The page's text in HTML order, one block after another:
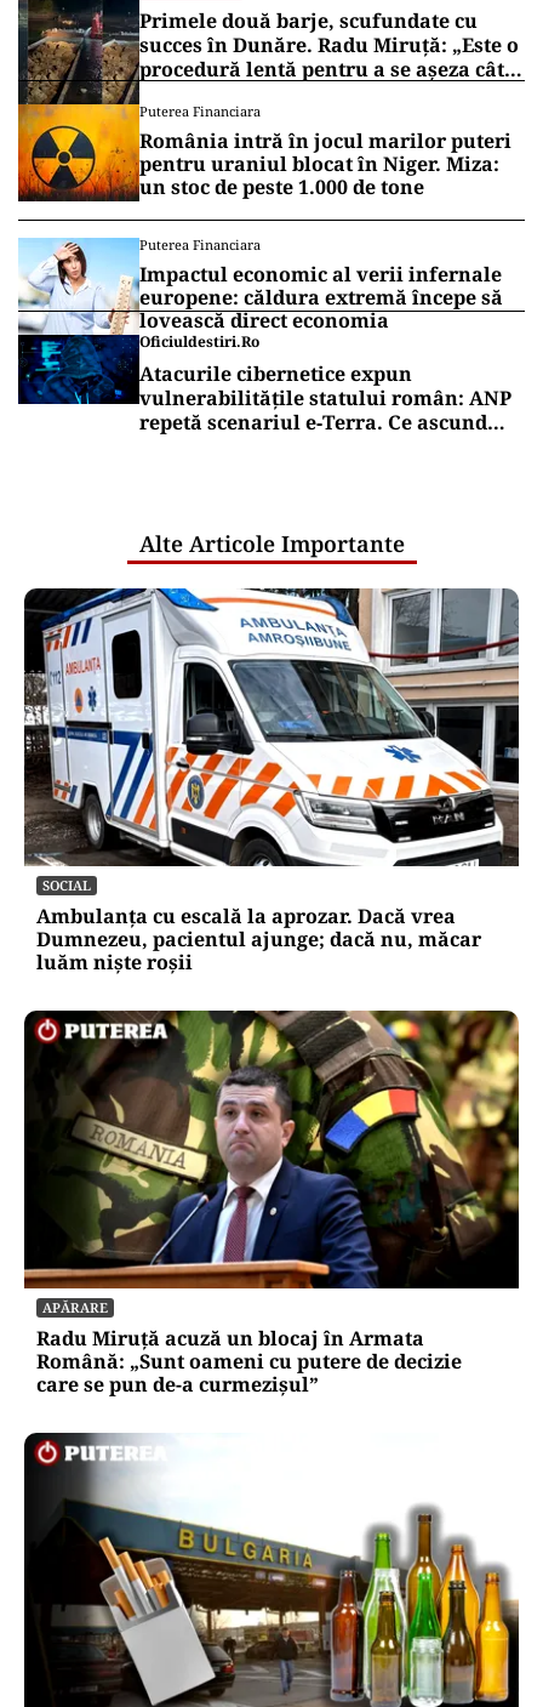
Primele două barje, scufundate cu
succes în Dunăre. Radu Miruță: „Este o
procedură lentă pentru a se așeza cât
Puterea Financiara
România intră în jocul marilor puteri
pentru uraniul blocat în Niger. Miza:
un stoc de peste 1.000 de tone
Puterea Financiara
Impactul economic al verii infernale
europene: căldura extremă începe să
lovească direct economia
Oficiuldestiri.ro
Atacurile cibernetice expun
vulnerabilitățile statului român: ANP
repetă scenariul e‑Terra. Ce ascund
Alte Articole Importante
SOCIAL
Ambulanța cu escală la aprozar. Dacă vrea
Dumnezeu, pacientul ajunge; dacă nu, măcar
luăm niște roșii
APĂRARE
Radu Miruță acuză un blocaj în Armata
Română: „Sunt oameni cu putere de decizie
care se pun de-a curmezișul”